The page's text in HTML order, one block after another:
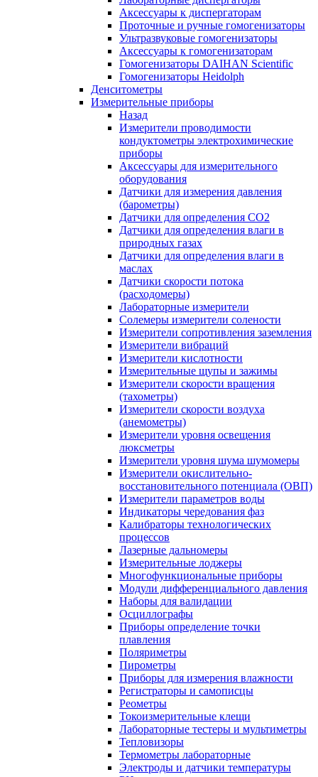
Аксессуары к диспергаторам
Проточные и ручные гомогенизаторы
Ультразвуковые гомогенизаторы
Аксессуары к гомогенизаторам
Гомогенизаторы DAIHAN Scientific
Гомогенизаторы Heidolph
Денситометры
Измерительные приборы
Назад
Измерители проводимости
кондуктометры электрохимические
приборы
Аксессуары для измерительного
оборудования
Датчики для измерения давления
(барометры)
Датчики для определения CO2
Датчики для определения влаги в
природных газах
Датчики для определения влаги в
маслах
Датчики скорости потока
(расходомеры)
Лабораторные измерители
Солемеры измерители солености
Измерители сопротивления заземления
Измерители вибраций
Измерители кислотности
Измерительные щупы и зажимы
Измерители скорости вращения
(тахометры)
Измерители скорости воздуха
(анемометры)
Измерители уровня освещения
люксметры
Измерители уровня шума шумомеры
Измерители окислительно-
восстановительного потенциала (ОВП)
Измерители параметров воды
Индикаторы чередования фаз
Калибраторы технологических
процессов
Лазерные дальномеры
Измерительные лоджеры
Многофункциональные приборы
Модули дифференциального давления
Наборы для валидации
Осциллографы
Приборы определение точки
плавления
Поляриметры
Пирометры
Приборы для измерения влажности
Регистраторы и самописцы
Реометры
Токоизмерительные клещи
Лабораторные тестеры и мультиметры
Тепловизоры
Термометры лабораторные
Электроды и датчики температуры